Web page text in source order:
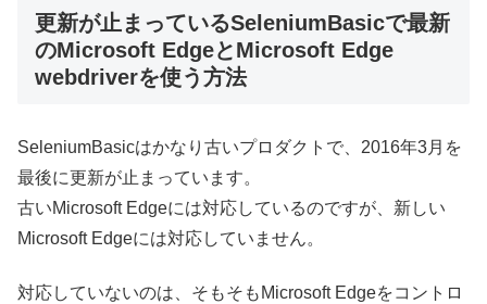
更新が止まっているSeleniumBasicで最新
のMicrosoft EdgeとMicrosoft Edge
webdriverを使う方法
SeleniumBasicはかなり古いプロダクトで、2016年3月を
最後に更新が止まっています。
古いMicrosoft Edgeには対応しているのですが、新しい
Microsoft Edgeには対応していません。
対応していないのは、そもそもMicrosoft Edgeをコントロ